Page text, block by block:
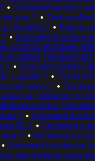
• TexturesFast est-il
de jeux ? •
à l'ArchViz ? • Puis-je
• Comment
prompts et images
je utiliser
? • Comment obtenir
rugosité ? •
mon pays ? •
ou l'utilisation
entre
? • Comment
3D ? • Comment
? • Qu'est-ce
• Comment fonctionne
des textures pour